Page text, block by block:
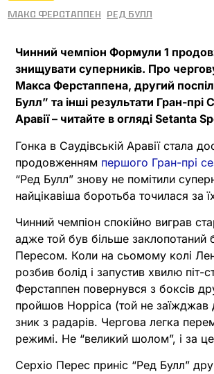
Макс Ферстаппен Ред Булл
Чинний чемпіон Формули 1
знищувати суперників. Про
Макса Ферстаппена, другий
Булл” та інші результати Гран-прі
Аравії – читайте в огляді Setanta
Гонка в Саудівській Аравії стала
продовженням першого Гран-прі
“Ред Булл” знову не помітили
найцікавіша боротьба точилася за
Чинний чемпіон спокійно виграв
адже той був більше заклопотаний
Пересом. Коли на сьомому колі
розбив болід і запустив хвилю піт-
Ферстаппен повернувся з боксів
пройшов Норріса (той не заїжджав
зник з радарів. Чергова легка
режимі. Не “великий шолом”, і за
Серхіо Перес приніс “Ред Булл”